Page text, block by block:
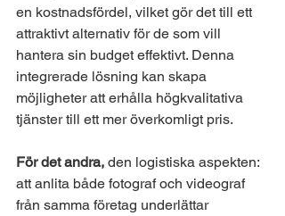
en kostnadsfördel, vilket gör det till ett
attraktivt alternativ för de som vill
hantera sin budget effektivt. Denna
integrerade lösning kan skapa
möjligheter att erhålla högkvalitativa
tjänster till ett mer överkomligt pris.
För det andra, den logistiska aspekten:
att anlita både fotograf och videograf
från samma företag underlättar